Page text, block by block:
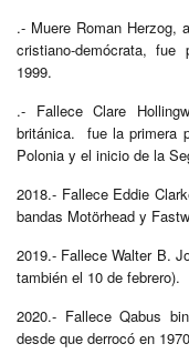
.- Muere Roman Herzog,
cristiano-demócrata,
1999.
.- Fallece Clare
británica. fue la primera
Polonia y el inicio de la
2018.- Fallece Eddie
bandas Motörhead y
2019.- Fallece Walter B.
también el 10 de febrero).
2020.- Fallece Qabus
desde que derrocó en